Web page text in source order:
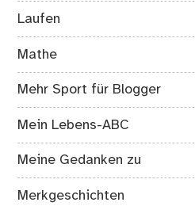
Laufen
Mathe
Mehr Sport für Blogger
Mein Lebens-ABC
Meine Gedanken zu
Merkgeschichten